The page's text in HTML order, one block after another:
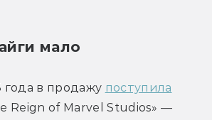
мало
года в продажу поступила
Reign of Marvel Studios» —